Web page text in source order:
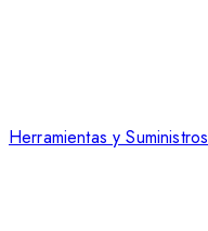
Herramientas y Suministros